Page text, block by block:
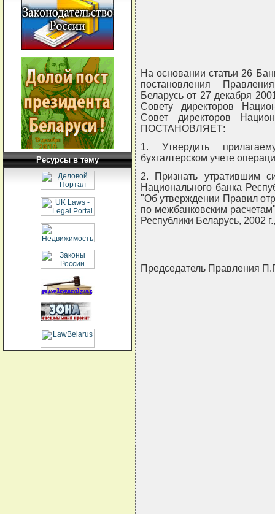
Ресурсы в тему
На основании статьи 26
постановления
Беларусь от 27 декабря
Совету директоров
Совет директоров
ПОСТАНОВЛЯЕТ:
1. Утвердить
бухгалтерском учете
2. Признать утратившим
Национального банка
"Об утверждении Правил
по межбанковским
Республики Беларусь, 2002
Председатель Правления